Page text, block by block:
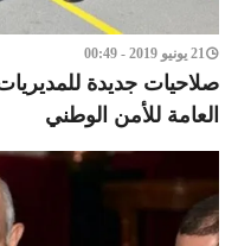
21 يونيو 2019 - 00:49
صلاحيات جديدة للمديريات
العامة للأمن الوطني